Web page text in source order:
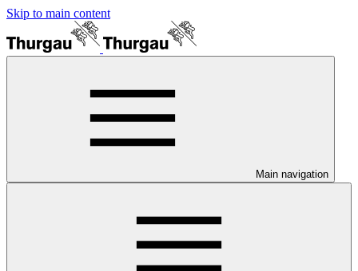
Skip to main content
Main navigation